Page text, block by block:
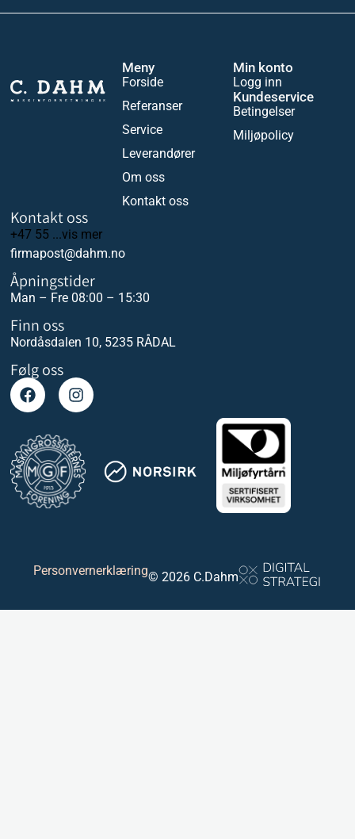
Meny
Forside
Referanser
Service
Leverandører
Om oss
Kontakt oss
Min konto
Logg inn
Kundeservice
Betingelser
Miljøpolicy
Kontakt oss
+47 55 ...vis mer
firmapost@dahm.no
Åpningstider
Man – Fre 08:00 – 15:30
Finn oss
Nordåsdalen 10, 5235 RÅDAL
Følg oss
Personvernerklæring© 2026 C.Dahm